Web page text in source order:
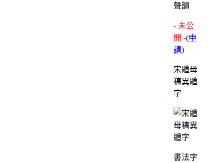
聲韻
- 未公
開 -(申
請)
宋體母
稿異體
字
書法字